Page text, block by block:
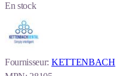
En stock
Fournisseur: KETTENBACH